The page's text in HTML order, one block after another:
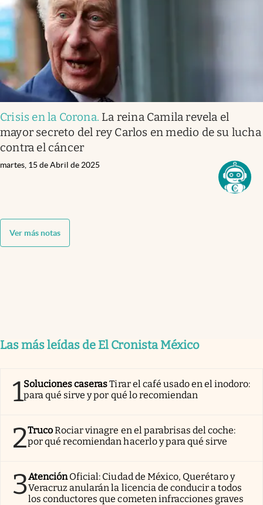
Crisis en la Corona. La reina Camila revela el
mayor secreto del rey Carlos en medio de su lucha
contra el cáncer
martes, 15 de Abril de 2025
Ver más notas
Las más leídas de El Cronista México
1Soluciones caserasTirar el café usado en el inodoro:
para qué sirve y por qué lo recomiendan
2TrucoRociar vinagre en el parabrisas del coche:
por qué recomiendan hacerlo y para qué sirve
3AtenciónOficial: Ciudad de México, Querétaro y
Veracruz anularán la licencia de conducir a todos
los conductores que cometen infracciones graves